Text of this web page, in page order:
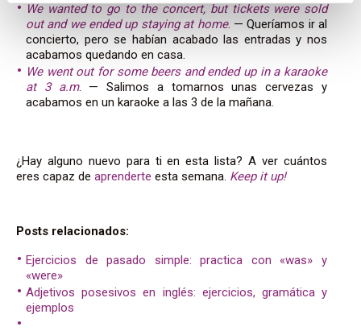
We wanted to go to the concert, but tickets were sold
out and we ended up staying at home. — Queríamos ir al
concierto, pero se habían acabado las entradas y nos
acabamos quedando en casa.
We went out for some beers and ended up in a karaoke
at 3 a.m. — Salimos a tomarnos unas cervezas y
acabamos en un karaoke a las 3 de la mañana.
¿Hay alguno nuevo para ti en esta lista? A ver cuántos
eres capaz de aprenderte esta semana. Keep it up!
Posts relacionados:
Ejercicios de pasado simple: practica con «was» y
«were»
Adjetivos posesivos en inglés: ejercicios, gramática y
ejemplos